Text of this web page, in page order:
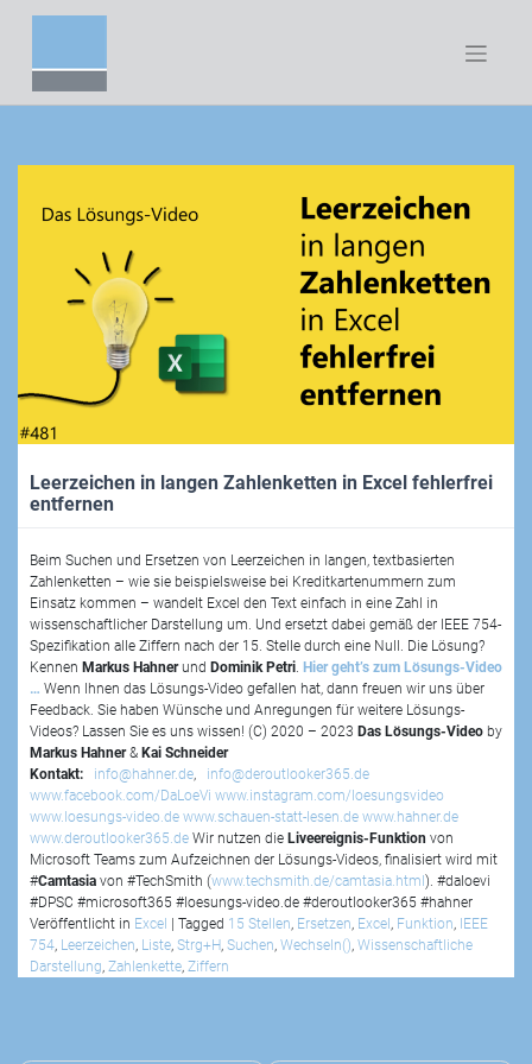
Leerzeichen in langen Zahlenketten in Excel fehlerfrei
entfernen
Beim Suchen und Ersetzen von Leerzeichen in langen, textbasierten
Zahlenketten – wie sie beispielsweise bei Kreditkartenummern zum
Einsatz kommen – wandelt Excel den Text einfach in eine Zahl in
wissenschaftlicher Darstellung um. Und ersetzt dabei gemäß der IEEE 754-
Spezifikation alle Ziffern nach der 15. Stelle durch eine Null. Die Lösung?
Kennen Markus Hahnerund Dominik Petri. Hier geht’s zum Lösungs-Video
… Wenn Ihnen das Lösungs-Video gefallen hat, dann freuen wir uns über
Feedback. Sie haben Wünsche und Anregungen für weitere Lösungs-
Videos? Lassen Sie es uns wissen! (C) 2020 – 2023 Das Lösungs-Video by
Markus Hahner& Kai Schneider
Kontakt:
info@hahner.de, info@deroutlooker365.de
www.facebook.com/DaLoeVi www.instagram.com/loesungsvideo
www.loesungs-video.de www.schauen-statt-lesen.de www.hahner.de
www.deroutlooker365.de Wir nutzen die Liveereignis-Funktion von
Microsoft Teams zum Aufzeichnen der Lösungs-Videos, finalisiert wird mit
#Camtasia von #TechSmith (www.techsmith.de/camtasia.html). #daloevi
#DPSC #microsoft365 #loesungs-video.de #deroutlooker365 #hahner
Veröffentlicht in Excel | Tagged 15 Stellen, Ersetzen, Excel, Funktion, IEEE
754, Leerzeichen, Liste, Strg+H, Suchen, Wechseln(), Wissenschaftliche
Darstellung, Zahlenkette, Ziffern